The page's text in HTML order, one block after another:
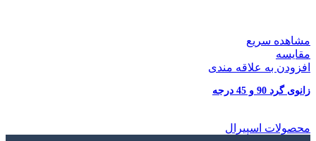
مشاهده سریع
مقایسه
افزودن به علاقه مندی
زانوی گرد 90 و 45 درجه
محصولات اسپیرال